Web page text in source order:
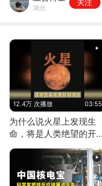
湖北
关注
12.4万 次播放 03:55
为什么说火星上发现生
命，将是人类绝望的开